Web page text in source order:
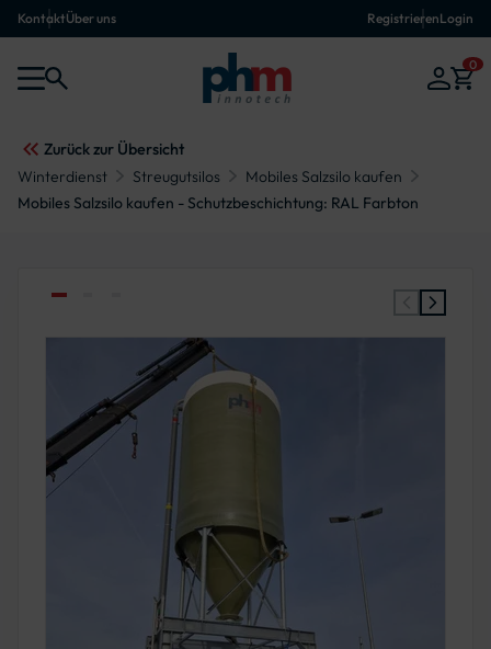
KontaktÜber uns RegistrierenLogin
0
Zurück zur Übersicht
Winterdienst
Streugutsilos
Mobiles Salzsilo kaufen
Mobiles Salzsilo kaufen - Schutzbeschichtung: RAL Farbton